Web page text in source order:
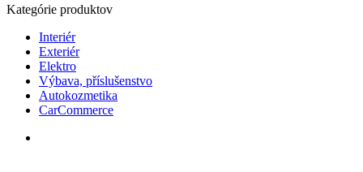
Kategórie produktov
Interiér
Exteriér
Elektro
Výbava, příslušenstvo
Autokozmetika
CarCommerce